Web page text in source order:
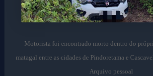
Motorista foi encontrado morto dentro do
matagal entre as cidades de Pindoretama e
Arquivo pessoal